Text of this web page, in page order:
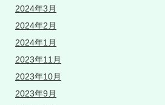
2024年3月
2024年2月
2024年1月
2023年11月
2023年10月
2023年9月